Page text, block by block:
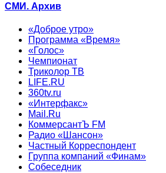
СМИ. Архив
«Доброе утро»
Программа «Время»
«Голос»
Чемпионат
Триколор ТВ
LIFE.RU
360tv.ru
«Интерфакс»
Mail.Ru
КоммерсантЪ FM
Радио «Шансон»
Частный Корреспондент
Группа компаний «Финам»
Собеседник